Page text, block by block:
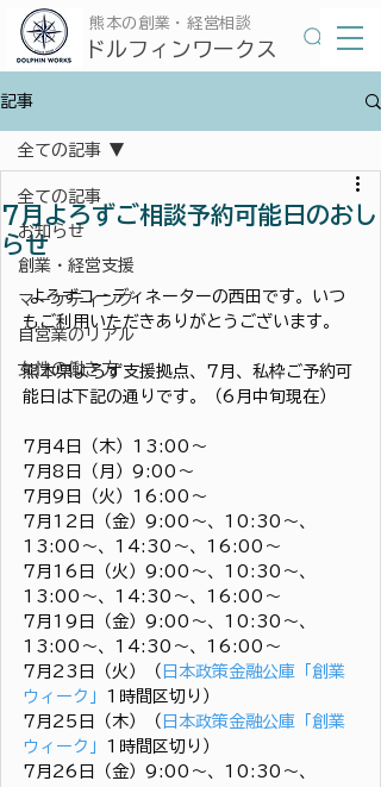
​ドルフィンワークス
​熊本の創業・経営相談
記事
全ての記事
お知らせ
創業・経営支援
マーケティング
自営業のリアル
女性の働き方
全ての記事
7月よろずご相談予約可能日のおし
らせ
よろずコーディネーターの西田です。いつ
もご利用いただきありがとうございます。
熊本県よろず支援拠点、7月、私枠ご予約可
能日は下記の通りです。（6月中旬現在）
7月4日（木）13:00～
7月8日（月）9:00～
7月9日（火）16:00～
7月12日（金）9:00～、10:30～、
13:00～、14:30～、16:00～
7月16日（火）9:00～、10:30～、
13:00～、14:30～、16:00～
7月19日（金）9:00～、10:30～、
13:00～、14:30～、16:00～
7月23日（火）（ 日本政策金融公庫「創業
ウィーク」 1時間区切り）
7月25日（木）（ 日本政策金融公庫「創業
ウィーク」 1時間区切り）
7月26日（金）9:00～、10:30～、